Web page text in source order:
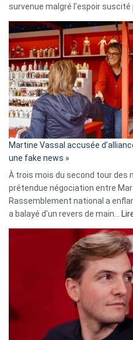
survenue malgré l’espoir suscité
Martine Vassal accusée
une fake news »
À trois mois du second tour des
prétendue négociation entre
Rassemblement national a
a balayé d’un revers de main…